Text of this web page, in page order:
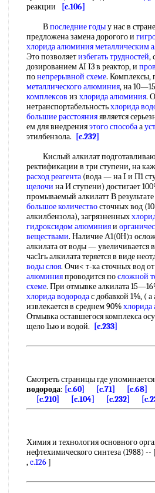
реакции
[c.106]
Впоследние годыу нас в
предложена замена дорогого и
хлоридаалюминия металлическим
Это позволяетизбегать трудностей,
дозированием AI I3 в реактор, и
понепрерывной схеме. Комплексы,
металлического алюминия, на
комплексов из хлорида алюминия.
нетранспортабельностьхлорида
большие расстоянияявляется
ем для внедренияэтого способаа
этилбензола.
[c.232]
Кислый алкилат
ректификации в три ступени, на
расход реагента (вода — на I и П1
щелочи на И ступени) достигает
промываемый алкилатт В результате
большое количествосточных вод
алкилбензола), загрязненных
гидроксидом алюминияи
веществами. Наличие А1(0Н)з
алкилата от воды — увеличивается
час1гь алкилата теряется в виде
воды слоя. Очи< т-ка сточных вод от
алюминияпроводится посложной
схеме. При отмывке алкилата
хлорида водородас добавкой 1%, (
извлекается в среднем 90%
Отмывка оставшегося комплекса
щело 1ью и водой.
[c.233]
Смотреть страницы где
водорода: [c.60] [c.71] [c.68]
[c.210]
[c.104] [c.232]
Химия и технология основного
нефтехимического синтеза (1988) -- [
,c.126]